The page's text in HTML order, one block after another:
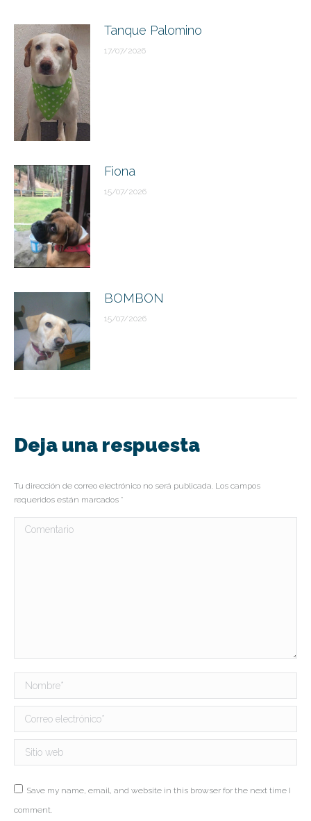
Tanque Palomino
17/07/2026
Fiona
15/07/2026
BOMBON
15/07/2026
Deja una respuesta
Tu dirección de correo electrónico no será publicada. Los campos
requeridos están marcados *
Comentario
Nombre *
Correo electrónico *
Sitio web
Save my name, email, and website in this browser for the next time I
comment.